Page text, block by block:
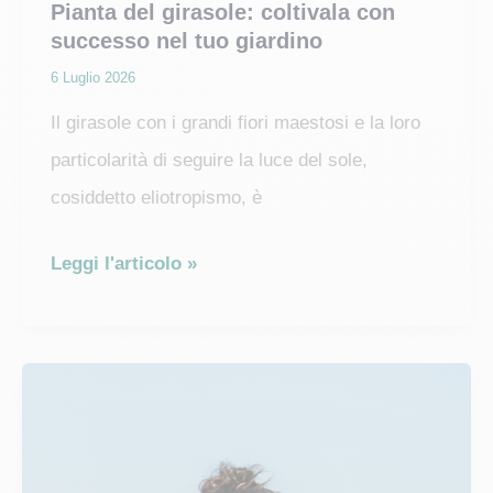
Pianta del girasole: coltivala con
successo nel tuo giardino
6 Luglio 2026
Il girasole con i grandi fiori maestosi e la loro
particolarità di seguire la luce del sole,
cosiddetto eliotropismo, è
Pianta
Leggi l'articolo »